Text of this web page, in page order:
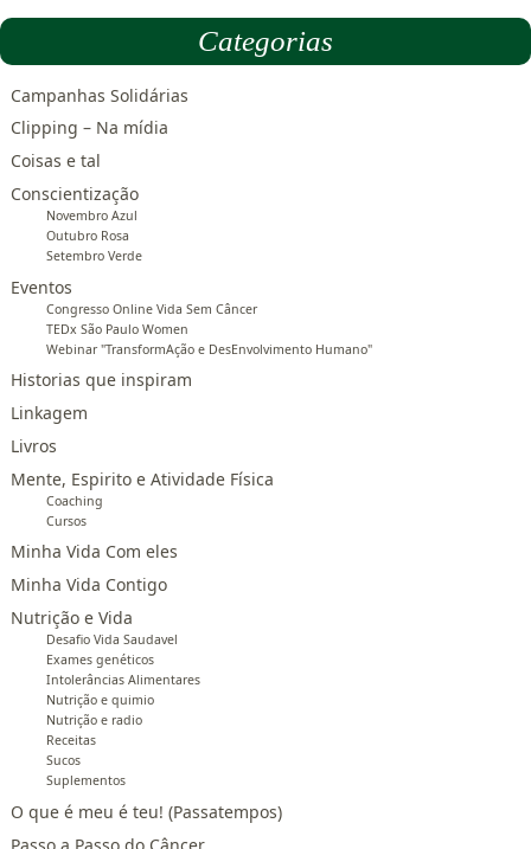
Categorias
Campanhas Solidárias
Clipping – Na mídia
Coisas e tal
Conscientização
Novembro Azul
Outubro Rosa
Setembro Verde
Eventos
Congresso Online Vida Sem Câncer
TEDx São Paulo Women
Webinar "TransformAção e DesEnvolvimento Humano"
Historias que inspiram
Linkagem
Livros
Mente, Espirito e Atividade Física
Coaching
Cursos
Minha Vida Com eles
Minha Vida Contigo
Nutrição e Vida
Desafio Vida Saudavel
Exames genéticos
Intolerâncias Alimentares
Nutrição e quimio
Nutrição e radio
Receitas
Sucos
Suplementos
O que é meu é teu! (Passatempos)
Passo a Passo do Câncer